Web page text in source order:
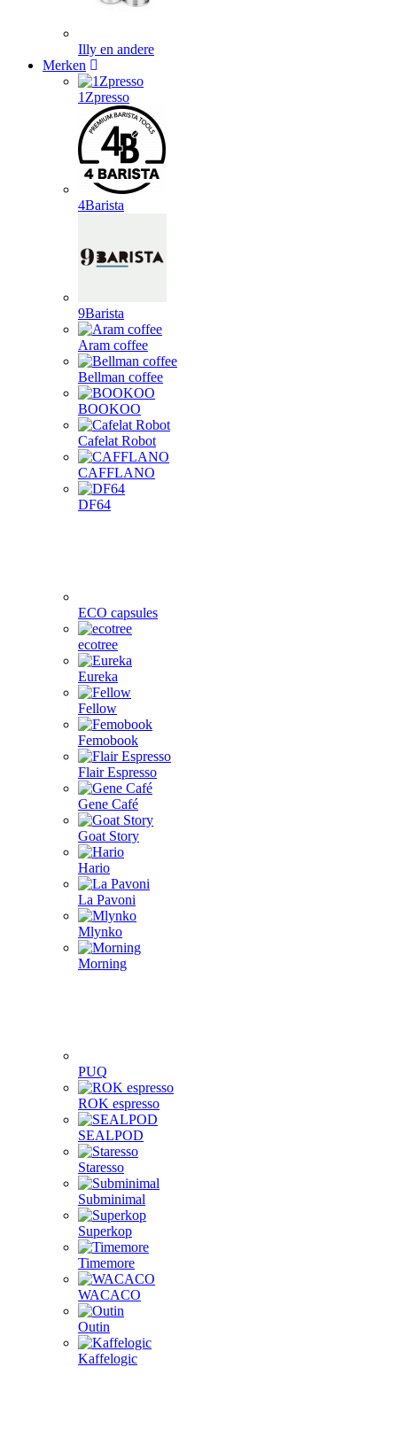
Illy en andere
Merken
1Zpresso
4Barista
9Barista
Aram coffee
Bellman coffee
BOOKOO
Cafelat Robot
CAFFLANO
DF64
ECO capsules
ecotree
Eureka
Fellow
Femobook
Flair Espresso
Gene Café
Goat Story
Hario
La Pavoni
Mlynko
Morning
PUQ
ROK espresso
SEALPOD
Staresso
Subminimal
Superkop
Timemore
WACACO
Outin
Kaffelogic